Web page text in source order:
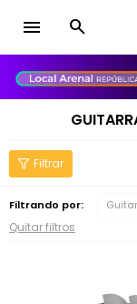
menu
Filtrando por:
Quitar filtros
close